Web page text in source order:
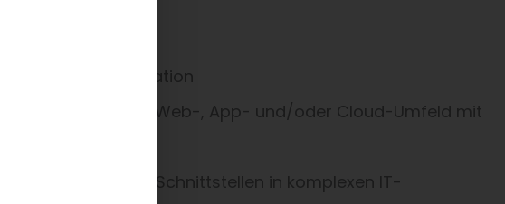
Qualifikation
im Web-, App- und/oder Cloud-Umfeld mit
diese vermitteln
und Schnittstellen in komplexen IT-